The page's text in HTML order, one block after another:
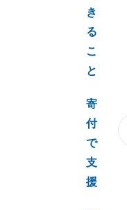
き
る
こ
と
寄
付
で
支
援